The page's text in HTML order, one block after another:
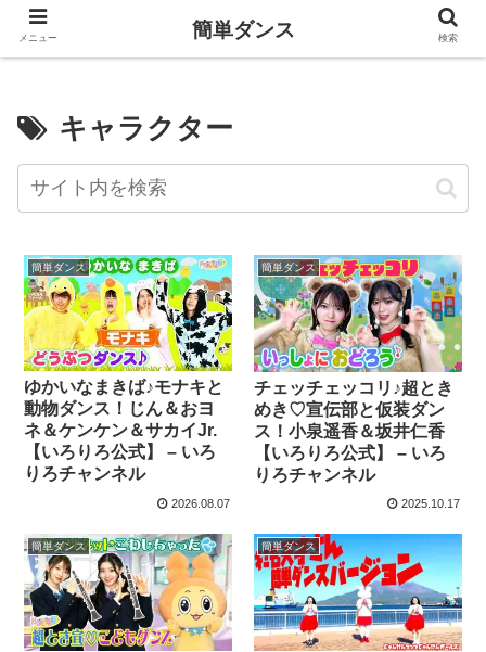
キャラクター
簡単ダンス
ゆかいなまきば♪モナキと
動物ダンス！じん＆おヨ
ネ＆ケンケン＆サカイJr.
【いろりろ公式】 – いろ
りろチャンネル
2026.08.07
簡単ダンス
チェッチェッコリ♪超とき
めき♡宣伝部と仮装ダン
ス！小泉遥香＆坂井仁香
【いろりろ公式】 – いろ
りろチャンネル
2025.10.17
簡単ダンス 簡単ダンス
メニュー 簡単ダンス 検索